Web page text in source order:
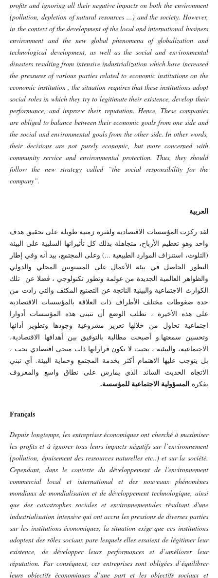
profits and ignoring all their negative impacts on both the environment
(pollution, depletion of natural resources ...) and the society. However,
in the context of the development of the local and international business
environment and the new global phenomena of globalization and
technological development, as well as the social and environmental
disasters resulting from intensive industrialization which have increased
the pressures of various parties related to economic institutions on the
economic institution , the situation requires that these institutions adopt
social roles in which they try to legitimate their existence, develop their
performance, and improve their reputation. Hence, These companies
are obliged to balance between their economic goals from one side and
the social and environmental goals from the other side. In other words,
their decisions are not purely economic, but more concerned with
community service and environmental protection. Thus, they should
follow the new strategy called “the social responsibility for the
company”.
العربية
لقد ركزت المؤسسات الاقتصادية ولفترة زمنية طويلة على تحقيق هدف
واحد وهو تعظيم الأرباح، متجاهلة بذلك كل تأثيراتها السلبية على البيئة
(التلوث، استنزاف الموارد الطبيعية ...) وعلى المجتمع، بيد أنه وفي إطار
التطور الحاصل في بيئة الأعمال على المستويين المحلي والدولي
والظواهر العالمية الجديدة من عولمة وتطور تكنولوجي ، فضلا عن تلك
الكوارث الاجتماعية والبيئية الناتجة عن التصنيع المكثف والتي زادت من
حدة ضغوطات مختلف الأطراف ذات العلاقة بالمؤسسات الاقتصادية
على هذه الأخيرة ، تطلب الوضع أن تتبنى هذه المؤسسات أدوارا
اجتماعية تحاول من خلالها تعزيز مشروعية وجودها وتطوير أدائها
وتحسين سمعتها.و أصبحت مطالبة بالتوفيق بين أهدافها الاقتصادية،
الاجتماعية، والبيئية ، بحيث لا تكون قراراتها ذات منحى اقتصادي بحت ،
بل يتوجب عليها الاهتمام أكثر بخدمة المجتمع وحماية البيئة. أي تبني
الاتجاه الحديث السائد الذي يمارس على نطاق واسع والمعروف
بفكرةالمسؤولية الاجتماعية للمؤسسة.
Français
Depuis longtemps, les entreprises économiques ont cherché à maximiser
les profits et à ignorer tous leurs impacts négatifs sur l’environnement
(pollution, épuisement des ressources naturelles etc..) et sur la société.
Cependant, dans le contexte du développement de l'environnement
commercial local et international et des nouveaux phénomènes
mondiaux de mondialisation et de développement technologique, ainsi
que des catastrophes sociales et environnementales résultant d'une
industrialisation intensive qui ont accru les pressions de diverses parties
sur les institutions économiques, la situation exige que ces institutions
adoptent des rôles sociaux pare lesquels elles essaient de légitimer leur
existence, de développer leurs performances et d’améliorer leur
réputation. Par conséquent, ces entreprises sont obligées d’équilibrer
leurs objectifs économiques d’une part et les objectifs sociaux et